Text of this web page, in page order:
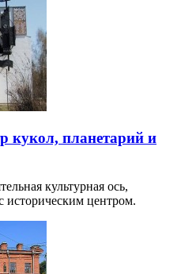
кукол, планетарий и
культурная ось,
историческим центром.